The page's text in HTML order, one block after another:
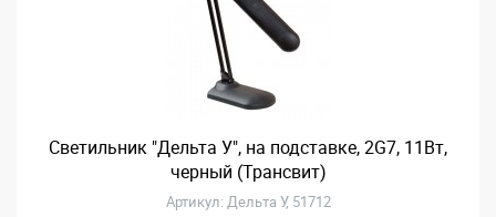
Светильник "Дельта У", на подставке, 2G7, 11Вт,
черный (Трансвит)
Артикул: Дельта У, 51712